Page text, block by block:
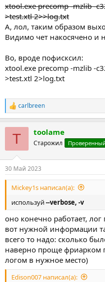
xtool.exe precomp -mzlib -
>test.xtl 2>>log.txt
А, лол, таким образом
Видимо чет накосячено и
Во, вроде пофисксил:
xtool.exe precomp -mzlib -
>test.xtl 2>log.txt
Р
е
carlbreen
T toolame
Старожил
30 Май 2023
Mickey1s написал(а):
используй--verbose, -v
оно конечно работает,
вот нужной информации
всего то надо: сколько
наверно проще фриарком
логом в нужное место)
Edison007 написал(а):